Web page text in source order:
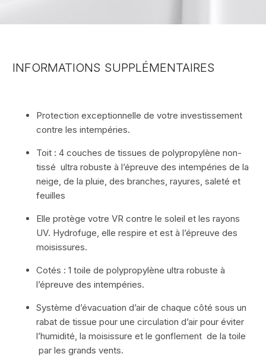
INFORMATIONS SUPPLÉMENTAIRES
Protection exceptionnelle de votre investissement
contre les intempéries.
Toit : 4 couches de tissues de polypropylène non-
tissé ultra robuste à l’épreuve des intempéries de la
neige, de la pluie, des branches, rayures, saleté et
feuilles
Elle protège votre VR contre le soleil et les rayons
UV. Hydrofuge, elle respire et est à l’épreuve des
moisissures.
Cotés : 1 toile de polypropylène ultra robuste à
l’épreuve des intempéries.
Système d’évacuation d’air de chaque côté sous un
rabat de tissue pour une circulation d’air pour éviter
l’humidité, la moisissure et le gonflement de la toile
par les grands vents.